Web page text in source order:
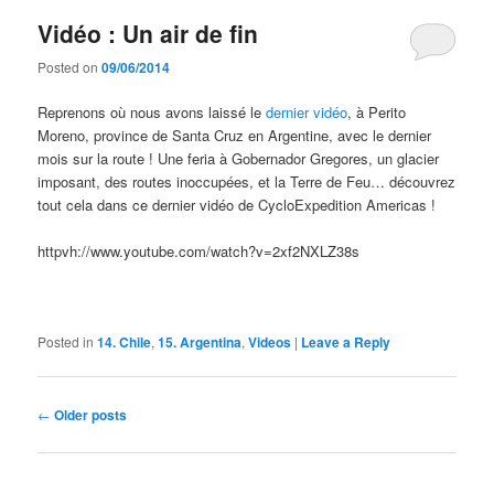
Vidéo : Un air de fin
Posted on09/06/2014
Reprenons où nous avons laissé ledernier vidéo, à Perito
Moreno, province de Santa Cruz en Argentine, avec le dernier
mois sur la route ! Une feria à Gobernador Gregores, un glacier
imposant, des routes inoccupées, et la Terre de Feu… découvrez
tout cela dans ce dernier vidéo de CycloExpedition Americas !
httpvh://www.youtube.com/watch?v=2xf2NXLZ38s
Posted in 14. Chile,15. Argentina,Videos | Leave a Reply
Post
← Older posts